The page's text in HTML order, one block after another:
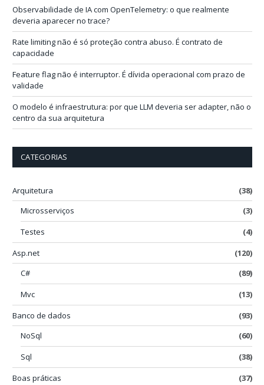
iObservabilidade de IA com OpenTelemetry: o que realmente
deveria aparecer no trace?
Rate limiting não é só proteção contra abuso. É contrato de
capacidade
Feature flag não é interruptor. É dívida operacional com prazo de
validade
O modelo é infraestrutura: por que LLM deveria ser adapter, não o
centro da sua arquitetura
CATEGORIAS
Arquitetura
(38)
Microsserviços
(3)
Testes
(4)
Asp.net
(120)
C#
(89)
Mvc
(13)
Banco de dados
(93)
NoSql
(60)
Sql
(38)
Boas práticas
(37)